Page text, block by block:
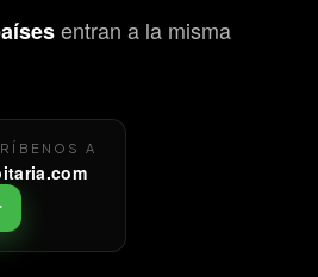
entran a la misma
A